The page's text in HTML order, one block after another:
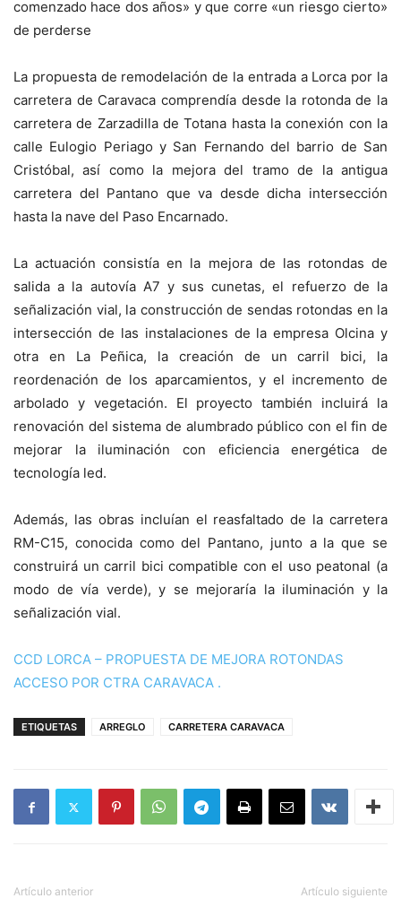
comenzado hace dos años» y que corre «un riesgo cierto»
de perderse
La propuesta de remodelación de la entrada a Lorca por la
carretera de Caravaca comprendía desde la rotonda de la
carretera de Zarzadilla de Totana hasta la conexión con la
calle Eulogio Periago y San Fernando del barrio de San
Cristóbal, así como la mejora del tramo de la antigua
carretera del Pantano que va desde dicha intersección
hasta la nave del Paso Encarnado.
La actuación consistía en la mejora de las rotondas de
salida a la autovía A7 y sus cunetas, el refuerzo de la
señalización vial, la construcción de sendas rotondas en la
intersección de las instalaciones de la empresa Olcina y
otra en La Peñica, la creación de un carril bici, la
reordenación de los aparcamientos, y el incremento de
arbolado y vegetación. El proyecto también incluirá la
renovación del sistema de alumbrado público con el fin de
mejorar la iluminación con eficiencia energética de
tecnología led.
Además, las obras incluían el reasfaltado de la carretera
RM-C15, conocida como del Pantano, junto a la que se
construirá un carril bici compatible con el uso peatonal (a
modo de vía verde), y se mejoraría la iluminación y la
señalización vial.
CCD LORCA – PROPUESTA DE MEJORA ROTONDAS
ACCESO POR CTRA CARAVACA .
ETIQUETAS ARREGLO CARRETERA CARAVACA
Artículo anterior Artículo siguiente